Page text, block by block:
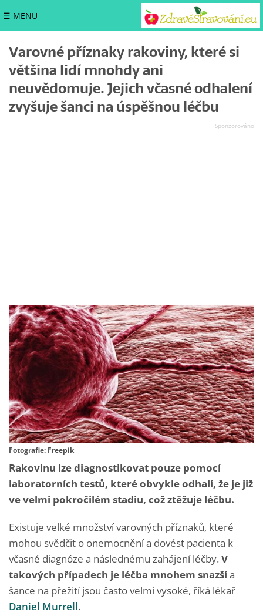
☰ MENU
Varovné příznaky rakoviny, které si
většina lidí mnohdy ani
neuvědomuje. Jejich včasné odhalení
zvyšuje šanci na úspěšnou léčbu
Fotografie: Freepik
Rakovinu lze diagnostikovat pouze pomocí
laboratorních testů, které obvykle odhalí, že je již
ve velmi pokročilém stadiu, což ztěžuje léčbu.
Existuje velké množství varovných příznaků, které
mohou svědčit o onemocnění a dovést pacienta k
včasné diagnóze a následnému zahájení léčby. V
takových případech je léčba mnohem snazšía
šance na přežití jsou často velmi vysoké, říká lékař
Daniel Murrell.